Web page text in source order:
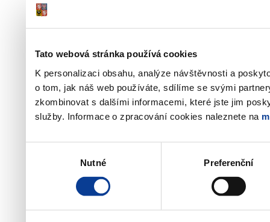
Tato webová stránka používá cookies
K personalizaci obsahu, analýze návštěvnosti a
o tom, jak náš web používáte, sdílíme se svými
zkombinovat s dalšími informacemi, které jste jim
služby. Informace o zpracování cookies naleznete na
Nutné Preferenční